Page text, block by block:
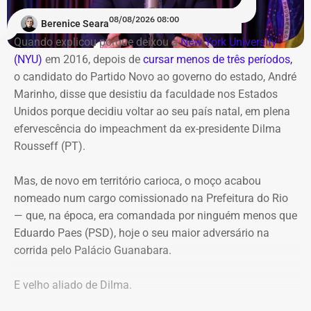
Laje do Muriaé’
O candidato termina o vídeo com um pedido aos
seguidores: “Agora faça esse vídeo chegar em Laje do
Muriaé”.
A estratégia coloca o pequeno município do Noroeste
Fluminense no centro de uma provocação eleitoral
incomum: ao invés de prometer levar recursos ou
simplesmente deixe de existir.
programação gratuita reúne shows, feira de
empreendedorismo, lançamentos de livros e debates
sobre carnaval e memória
O destaque musical fica por conta das apresentações de
Marina Iris e do tradicional grupo Terreiro de Crioulo, além
de homenagens emocionantes a Teresa Cristina, Milton
Manhães e ao mestre Candeia. A entrada é franca e com
classificação livre.
Berenice Seara08/08/2026 08:00
Quando explicou porque deixou aNew York University
(NYU) em 2016, depois de cursar menos de três períodos,
o candidato do Partido Novo ao governo do estado, André
Marinho, disse que desistiu da faculdade nos Estados
Unidos porque decidiu voltar ao seu país natal, em plena
efervescência do impeachment da ex-presidente Dilma
Rousseff (PT).
Mas, de novo em território carioca, o moço acabou
nomeado num cargo comissionado na Prefeitura do Rio
— que, na época, era comandada por ninguém menos que
Eduardo Paes (PSD), hoje o seu maior adversário na
corrida pelo Palácio Guanabara.
E velho aliado de Dilma.